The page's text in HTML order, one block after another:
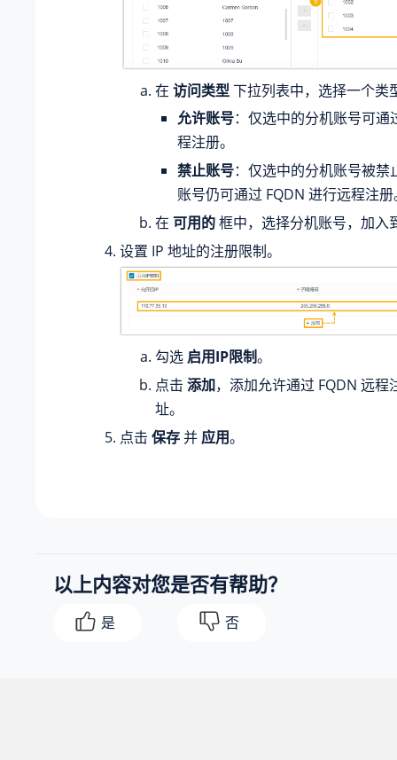
在 访问类型下拉列表中，选择一个类
允许账号：仅选中的分机账号可通
程注册。
禁止账号：仅选中的分机账号被禁
账号仍可通过 FQDN 进行远程注册
在 可用的框中，选择分机账号，加入
设置 IP 地址的注册限制。
勾选 启用IP限制。
点击 添加，添加允许通过 FQDN 远程
址。
点击 保存并 应用。
以上内容对您是否有帮助？
是 否